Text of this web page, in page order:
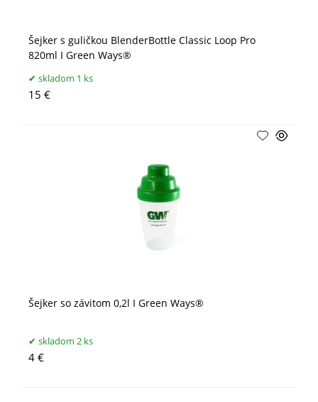
Šejker s guličkou BlenderBottle Classic Loop Pro
820ml I Green Ways®
skladom 1 ks
15 €
Šejker so závitom 0,2l I Green Ways®
skladom 2 ks
4 €